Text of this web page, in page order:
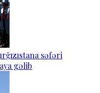
səfəri
gəlib